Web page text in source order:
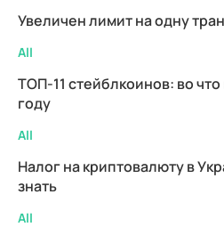
Увеличен лимит на одну
All
ТОП-11 стейблкоинов: во
году
All
Налог на криптовалюту в
знать
All